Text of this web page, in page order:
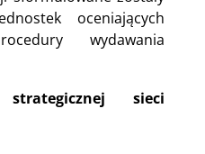
oceniających
wydawania
strategicznej sieci